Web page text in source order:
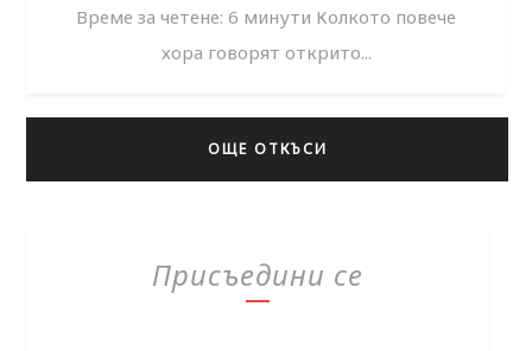
Време за четене: 6 минути Колкото повече
хора говорят открито...
ОЩЕ ОТКЪСИ
Присъедини се